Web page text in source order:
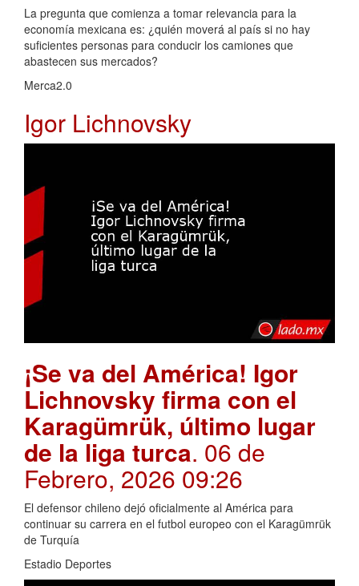
La pregunta que comienza a tomar relevancia para la
economía mexicana es: ¿quién moverá al país si no hay
suficientes personas para conducir los camiones que
abastecen sus mercados?
Merca2.0
Igor Lichnovsky
¡Se va del América! Igor
Lichnovsky firma con el
Karagümrük, último lugar
de la liga turca. 06 de
Febrero, 2026 09:26
El defensor chileno dejó oficialmente al América para
continuar su carrera en el futbol europeo con el Karagümrük
de Turquía
Estadio Deportes